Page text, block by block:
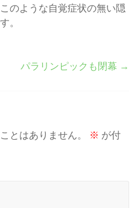
のような自覚症状の無い隠
。
パラリンピックも閉幕 →
とはありません。 ※ が付